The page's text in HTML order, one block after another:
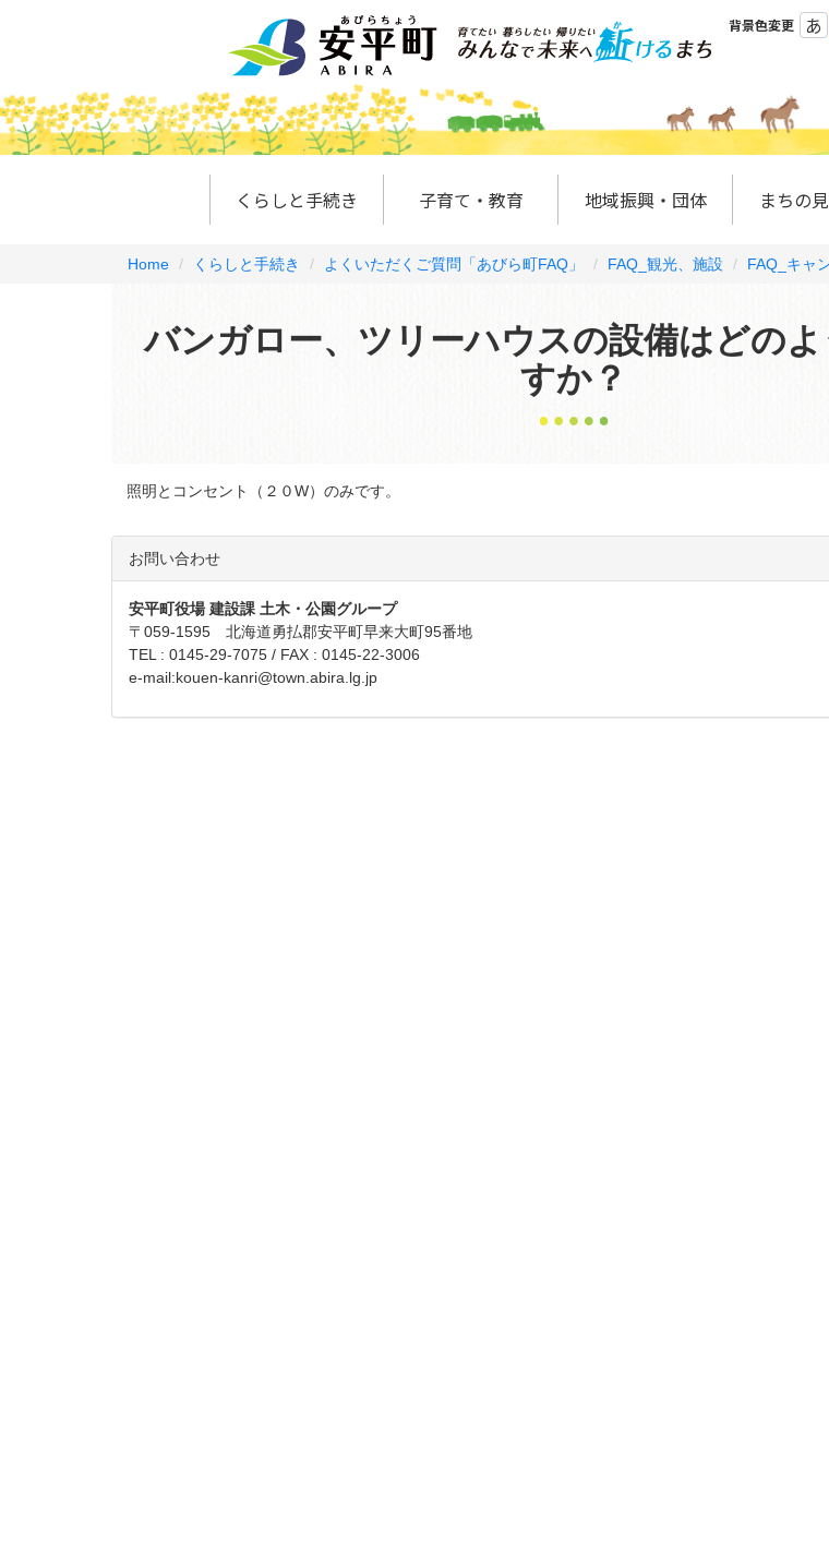
背景色変更 あ
くらしと手続き 子育て・教育 地域振興・団体 まちの
Home くらしと手続き よくいただくご質問「あびら町FAQ」 FAQ_観光、施設 FAQ_キャ
バンガロー、ツリーハウスの設備はどの
すか？
照明とコンセント（２０W）のみです。
お問い合わせ
安平町役場 建設課 土木・公園グループ
〒059-1595 北海道勇払郡安平町早来大町95番地
TEL : 0145-29-7075 / FAX : 0145-22-3006
e-mail:kouen-kanri@town.abira.lg.jp